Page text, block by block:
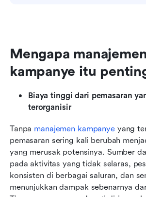
Mengapa manajemen
kampanye itu
Biaya tinggi dari pemasaran
terorganisir
Tanpa manajemen kampanye yang
pemasaran sering kali berubah
yang merusak potensinya. Sumber
pada aktivitas yang tidak selaras,
konsisten di berbagai saluran, dan
menunjukkan dampak sebenarnya